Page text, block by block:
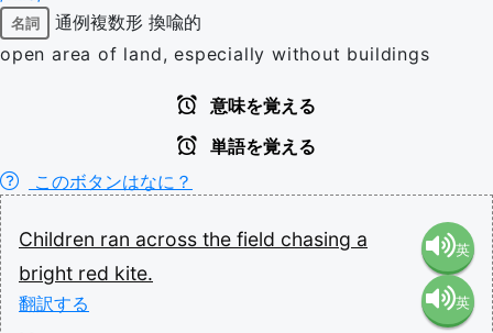
名詞 通例複数形 換喩的
open area of land, especially without buildings
意味を覚える
単語を覚える
このボタンはなに？
Children ran across the field chasing a
bright red kite.
翻訳する
英
語（米
英